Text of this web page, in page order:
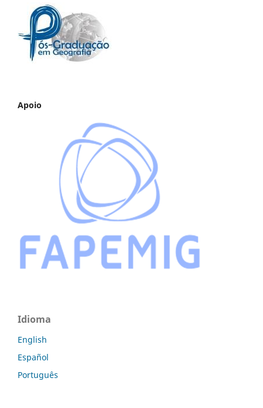
Apoio
Idioma
English
Español
Português